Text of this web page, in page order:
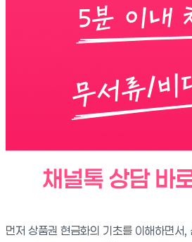
먼저 상품권 현금화의 기초를 이해하면서,